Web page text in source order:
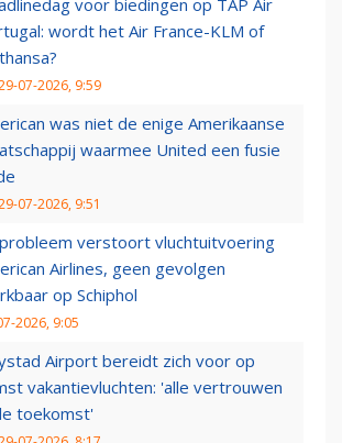
voor biedingen op TAP Air
wordt het Air France-KLM of
07-2026, 9:59
was niet de enige Amerikaanse
waarmee United een fusie
07-2026, 9:51
verstoort vluchtuitvoering
Airlines, geen gevolgen
op Schiphol
2026, 9:05
Airport bereidt zich voor op
vakantievluchten: 'alle vertrouwen
toekomst'